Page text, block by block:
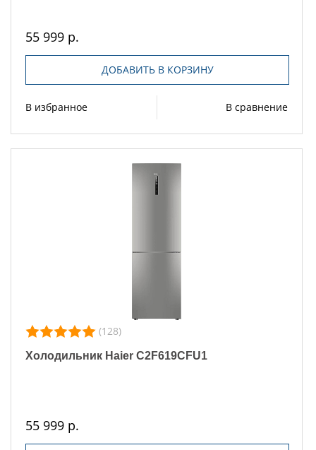
55 999 р.
ДОБАВИТЬ В КОРЗИНУ
В избранное В сравнение
(128)
Холодильник Haier C2F619CFU1
55 999 р.